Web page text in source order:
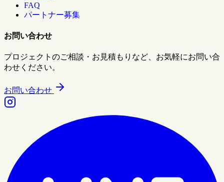
FAQ
パートナー募集
お問い合わせ
プロジェクトのご相談・お見積もりなど、お気軽にお問い合
わせください。
お問い合わせ